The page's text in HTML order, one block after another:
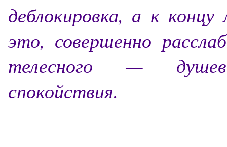
деблокировка, а к
это, совершенно
телесного —
спокойствия.